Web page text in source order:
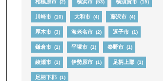
相模原市 (2) 横浜市 (53) 横須賀市 (15)
川崎市 (10) 大和市 (4) 藤沢市 (4)
厚木市 (3) 海老名市 (2) 逗子市 (1)
鎌倉市 (1) 平塚市 (1) 秦野市 (1)
綾瀬市 (1) 伊勢原市 (1) 足柄上郡 (1)
足柄下郡 (1)